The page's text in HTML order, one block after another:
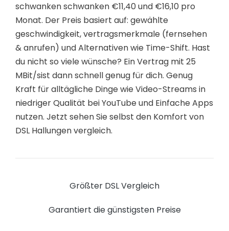
schwanken schwanken €11,40 und €16,10 pro
Monat. Der Preis basiert auf: gewählte
geschwindigkeit, vertragsmerkmale (fernsehen
& anrufen) und Alternativen wie Time-Shift. Hast
du nicht so viele wünsche? Ein Vertrag mit 25
MBit/sist dann schnell genug für dich. Genug
Kraft für alltägliche Dinge wie Video-Streams in
niedriger Qualität bei YouTube und Einfache Apps
nutzen. Jetzt sehen Sie selbst den Komfort von
DSL Hallungen vergleich.
Größter DSL Vergleich
Garantiert die günstigsten Preise